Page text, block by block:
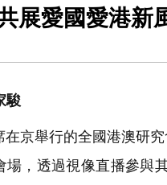
展愛國愛港新
駿
京舉行的全國港澳研
，透過視像直播參與